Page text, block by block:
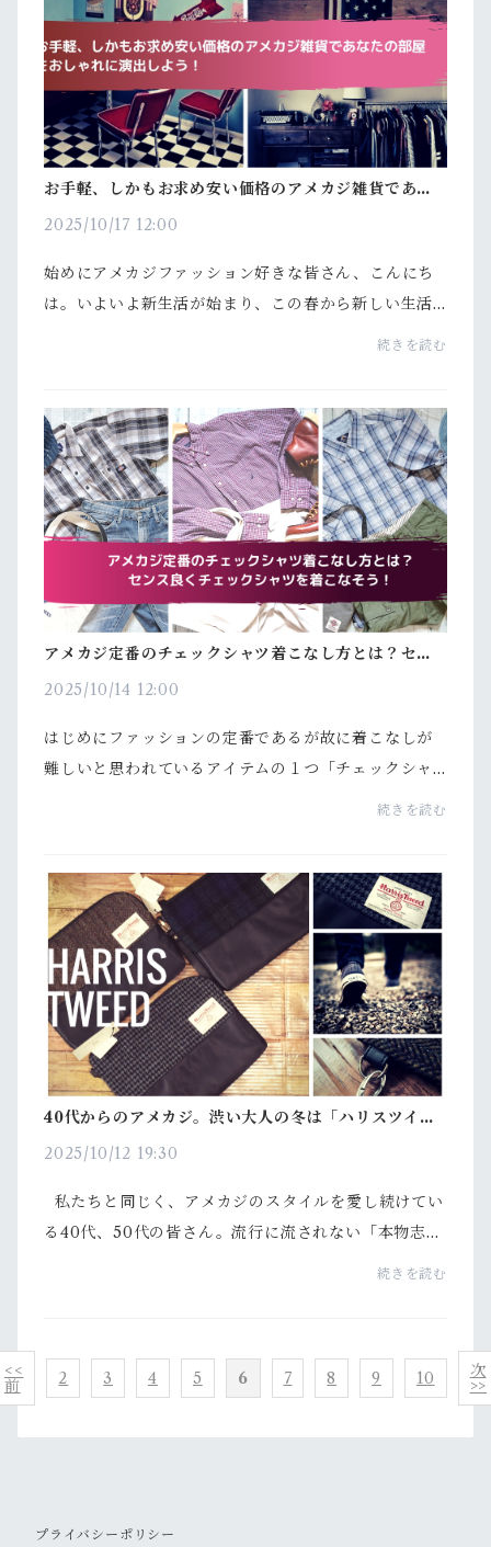
お手軽、しかもお求め安い価格のアメカジ雑貨であな
2025/10/17 12:00
始めにアメカジファッション好きな皆さん、こんにち
は。いよいよ新生活が始まり、この春から新しい生活
をスタートした！という方も多いのでは無いでしょう
続きを読む
アメカジ定番のチェックシャツ着こなし方とは？セン
2025/10/14 12:00
はじめにファッションの定番であるが故に着こなしが
難しいと思われているアイテムの１つ「チェックシャ
続きを読む
40代からのアメカジ。渋い大人の冬は「ハリスツイー
2025/10/12 19:30
私たちと同じく、アメカジのスタイルを愛し続けてい
る40代、50代の皆さん。流行に流されない「本物志
向」でありながら、賢くお財布に優しいアイテムを選
続きを読む
<<
前 2 3 4 5 6 7 8 9 10 次
>>
プライバシーポリシー